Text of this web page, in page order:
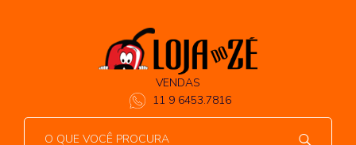
VENDAS
11 9 6453.7816